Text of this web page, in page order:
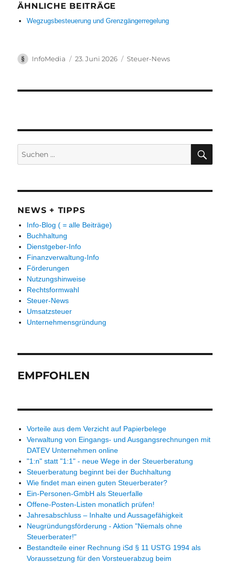
ÄHNLICHE BEITRÄGE
Wegzugsbesteuerung und Grenzgängerregelung
Autor
InfoMedia
Veröffentlicht
23. Juni 2026 Kategorien
Steuer-News
nach:
NEWS + TIPPS
Info-Blog ( = alle Beiträge)
Buchhaltung
Dienstgeber-Info
Finanzverwaltung-Info
Förderungen
Nutzungshinweise
Rechtsformwahl
Steuer-News
Umsatzsteuer
Unternehmensgründung
EMPFOHLEN
Vorteile aus dem Verzicht auf Papierbelege
Verwaltung von Eingangs- und Ausgangsrechnungen mit
DATEV Unternehmen online
"1:n" statt "1:1" - neue Wege in der Steuerberatung
Steuerberatung beginnt bei der Buchhaltung
Wie findet man einen guten Steuerberater?
Ein-Personen-GmbH als Steuerfalle
Offene-Posten-Listen monatlich prüfen!
Jahresabschluss – Inhalte und Aussagefähigkeit
Neugründungsförderung - Aktion "Niemals ohne
Steuerberater!"
Bestandteile einer Rechnung iSd § 11 USTG 1994 als
Voraussetzung für den Vorsteuerabzug beim